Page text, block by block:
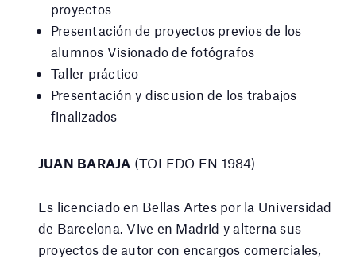
proyectos
Presentación de proyectos previos de los
alumnos Visionado de fotógrafos
Taller práctico
Presentación y discusion de los trabajos
finalizados
JUAN BARAJA (TOLEDO EN 1984)
Es licenciado en Bellas Artes por la Universidad
de Barcelona. Vive en Madrid y alterna sus
proyectos de autor con encargos comerciales,